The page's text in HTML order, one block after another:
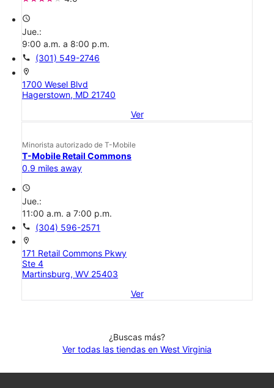
access_time
Jue.:
9:00 a.m. a 8:00 p.m.
call (301) 549-2746
location_on
1700 Wesel Blvd
Hagerstown, MD 21740
Ver
Minorista autorizado de T-Mobile
T-Mobile Retail Commons
0.9 miles away
access_time
Jue.:
11:00 a.m. a 7:00 p.m.
call (304) 596-2571
location_on
171 Retail Commons Pkwy
Ste 4
Martinsburg, WV 25403
Ver
¿Buscas más?
Ver todas las tiendas en West Virginia